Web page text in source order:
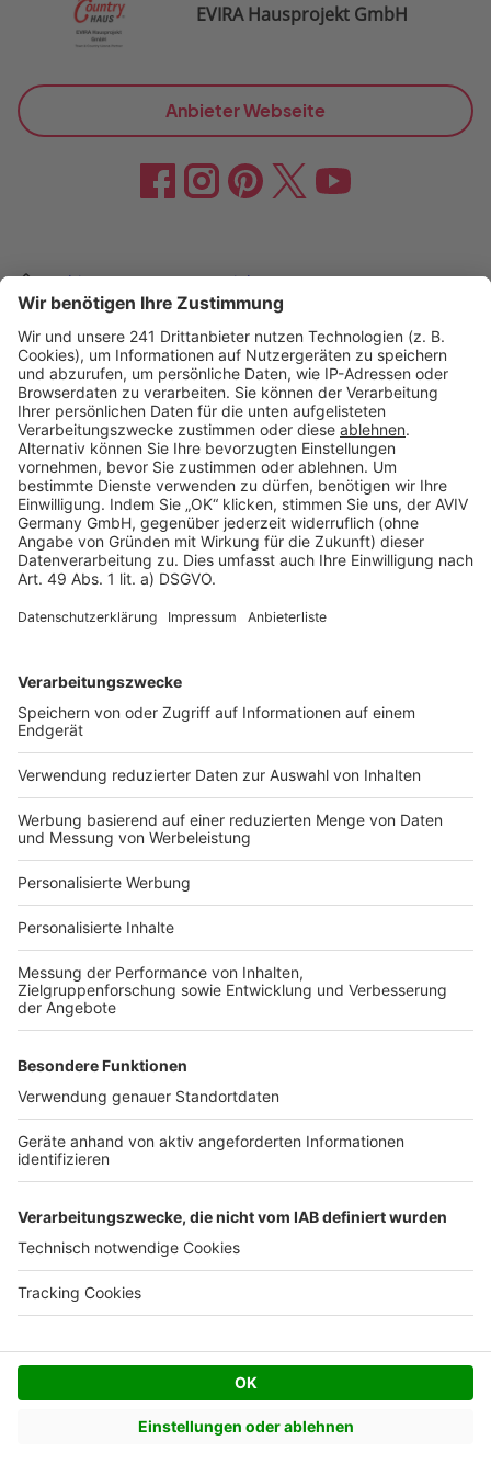
EVIRA Hausprojekt GmbH
Anbieter Webseite
› Anbieter› EVIRA Hausprojekt
Bautypen Artikel Nachhaltigkeit Artikel
1,5 geschossig bauen
3 geschossig bauen
Atriumhaus bauen
Containerhaus bauen
Fachwerkhaus bauen
Schwedenhaus bauen
Modernes Haus bauen
Mediterranes Haus bauen
Satteldach bauen
Walmdach bauen
Pultdach bauen
Zeltdach bauen
Mit Architekt bauen
Mit Bauträger bauen
Mit Fertighausanbieter bauen